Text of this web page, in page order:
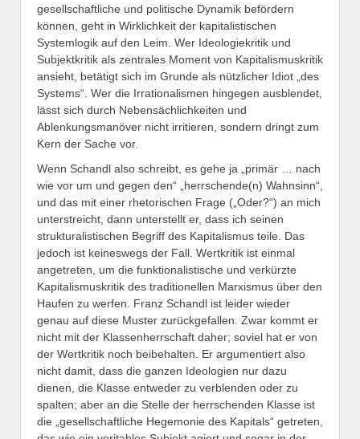
gesellschaftliche und politische Dynamik befördern
können, geht in Wirklichkeit der kapitalistischen
Systemlogik auf den Leim. Wer Ideologiekritik und
Subjektkritik als zentrales Moment von Kapitalismuskritik
ansieht, betätigt sich im Grunde als nützlicher Idiot „des
Systems“. Wer die Irrationalismen hingegen ausblendet,
lässt sich durch Nebensächlichkeiten und
Ablenkungsmanöver nicht irritieren, sondern dringt zum
Kern der Sache vor.
Wenn Schandl also schreibt, es gehe ja „primär … nach
wie vor um und gegen den“ „herrschende(n) Wahnsinn“,
und das mit einer rhetorischen Frage („Oder?“) an mich
unterstreicht, dann unterstellt er, dass ich seinen
strukturalistischen Begriff des Kapitalismus teile. Das
jedoch ist keineswegs der Fall. Wertkritik ist einmal
angetreten, um die funktionalistische und verkürzte
Kapitalismuskritik des traditionellen Marxismus über den
Haufen zu werfen. Franz Schandl ist leider wieder
genau auf diese Muster zurückgefallen. Zwar kommt er
nicht mit der Klassenherrschaft daher; soviel hat er von
der Wertkritik noch beibehalten. Er argumentiert also
nicht damit, dass die ganzen Ideologien nur dazu
dienen, die Klasse entweder zu verblenden oder zu
spalten; aber an die Stelle der herrschenden Klasse ist
die „gesellschaftliche Hegemonie des Kapitals“ getreten,